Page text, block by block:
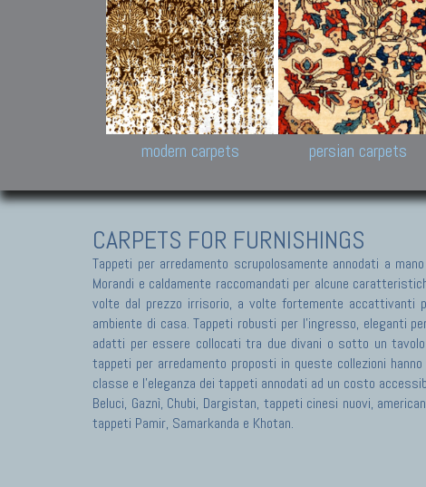
Modern Carpets
Contemporary modern
carpets.
Design carpets:
Jan Kath, Rug Star, Chuck
Palù. Tibet, Bhadohi, Nepal,
Samsung
and Himalayan Collections
modern carpets persian carpets
CARPETS FOR FURNISHINGS
Tappeti per arredamento scrupolosamente annodati a
Morandi e caldamente raccomandati per alcune
volte dal prezzo irrisorio, a volte fortemente accattivanti
ambiente di casa. Tappeti robusti per l'ingresso, eleganti
adatti per essere collocati tra due divani o sotto un
tappeti per arredamento proposti in queste collezioni
classe e l'eleganza dei tappeti annodati ad un costo
Beluci, Gaznì, Chubi, Dargistan, tappeti cinesi nuovi,
tappeti Pamir, Samarkanda e Khotan.